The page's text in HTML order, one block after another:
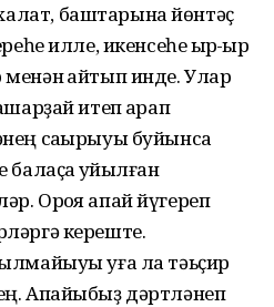
баштарына йөнтәҫ
илле, икенсеһе ҡырҡ-ҡырҡ
ҡайтып инде. Улар
итеп ҡарап
саҡырыуы буйынса
ҡуйылған
Орҡоя апай йүгереп
кереште.
уға ла тәьҫир
Апайыбыҙ дәртләнеп